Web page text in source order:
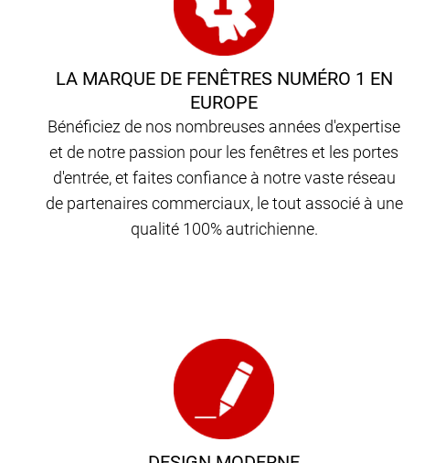
LA MARQUE DE FENÊTRES NUMÉRO 1 EN
EUROPE
Bénéficiez de nos nombreuses années d'expertise
et de notre passion pour les fenêtres et les portes
d'entrée, et faites confiance à notre vaste réseau
de partenaires commerciaux, le tout associé à une
qualité 100% autrichienne.